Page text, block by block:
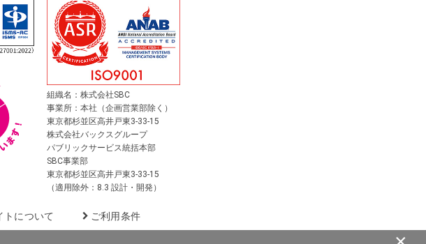
組織名：株式会社SBC
事業所：本社（企画営業部除く）
東京都杉並区高井戸東3-33-15
株式会社バックスグループ
パブリックサービス統括本部
SBC事業部
東京都杉並区高井戸東3-33-15
（適用除外：8.3 設計・開発）
トについて ご利用条件